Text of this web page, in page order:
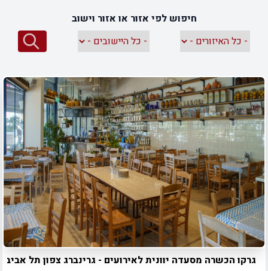
למצוא מסעדות באווירה אינטימית לאירועים של עד עשרות מוזמנים.
במסעדות אחרות ניתן לקיים אירועים לא רק בחדר פרטי אלא גם
בחלל נרחב בלב המסעדה. חלל רחב ידיים יחסית, המכיל כמות
לאירועים מאפשר לסגור אירוע בתקציב נוח, מבלי לוותר על אווירה
נהדרת. וכמובן, אין צורך לחפש קייטרינג. האוכל הנהדר כלול
והעיצוב הנאה יהפכו בקלות כל אירוע לגדול מהחיים.
חיפוש לפי אזור או אזור וישוב
גרקו הכשרה מסעדה יוונית לאירועים - גרינברג צפון תל אביב